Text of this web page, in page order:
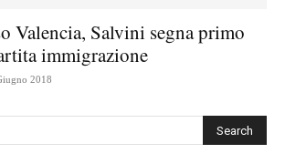
Valencia, Salvini segna primo
immigrazione
2018